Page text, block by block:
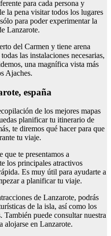
para cada persona y
la pena visitar todos los lugares
para poder experimentar la
Lanzarote.
del Carmen y tiene arena
las instalaciones necesarias,
una magnífica vista más
Ajaches.
españa
de los mejores mapas
planificar tu itinerario de
te diremos qué hacer para que
tu viaje.
te presentamos a
los principales atractivos
Es muy útil para ayudarte a
a planificar tu viaje.
de Lanzarote, podrás
de la isla, así como los
También puede consultar nuestra
alojarse en Lanzarote.